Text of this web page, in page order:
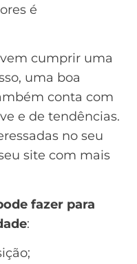
é
cumprir uma
uma boa
conta com
e de tendências.
no seu
site com mais
fazer para
:
;